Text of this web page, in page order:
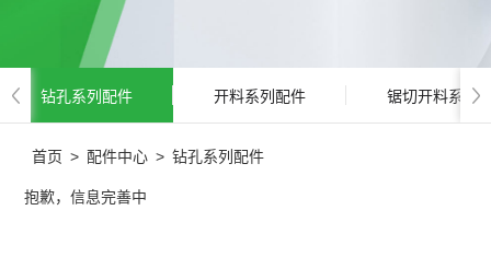
钻孔系列配件 开料系列配件 锯切开料系列
首页 > 配件中心 > 钻孔系列配件
抱歉，信息完善中